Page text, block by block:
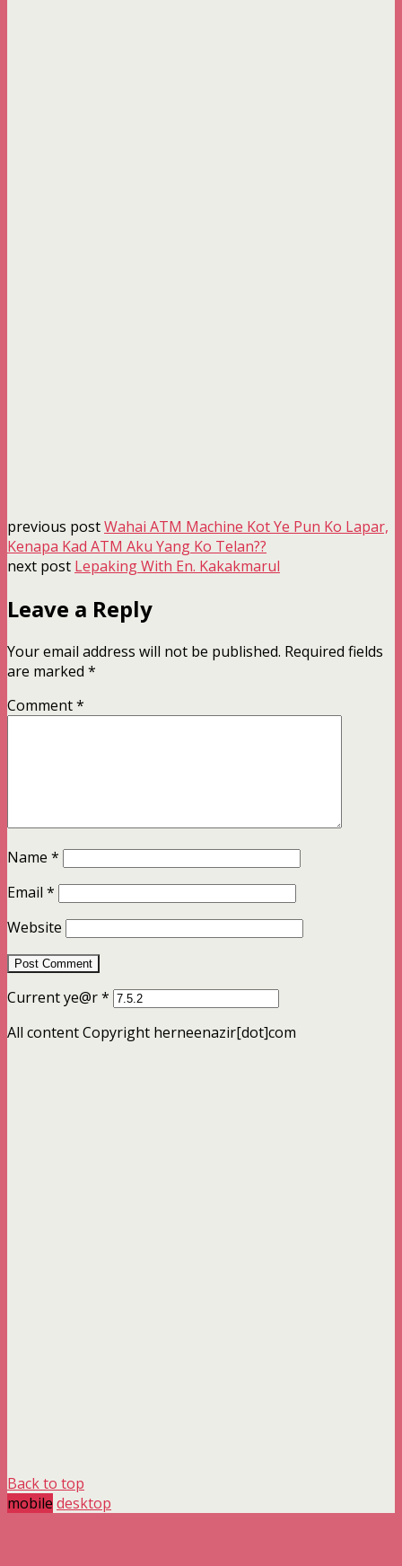
previous postWahai ATM Machine Kot Ye Pun Ko Lapar,
Kenapa Kad ATM Aku Yang Ko Telan??
next post Lepaking With En. Kakakmarul
Leave a Reply
Your email address will not be published. Required fields
are marked *
Comment*
Name *
Email *
Website
Current ye@r*
All content Copyright herneenazir[dot]com
Back to top
mobile desktop